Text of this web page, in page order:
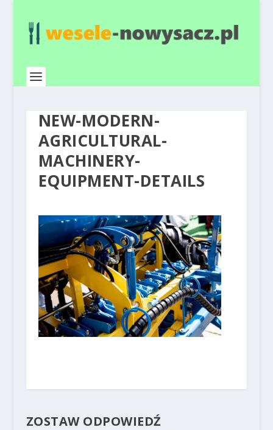
NEW-MODERN-
AGRICULTURAL-
MACHINERY-
EQUIPMENT-DETAILS
ZOSTAW ODPOWIEDŹ